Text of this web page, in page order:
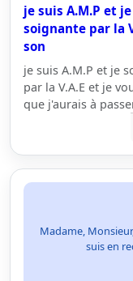
je suis A.M.P et
soignante par la
son
je suis A.M.P et je
par la V.A.E et je
que j'aurais à
Madame,
suis en